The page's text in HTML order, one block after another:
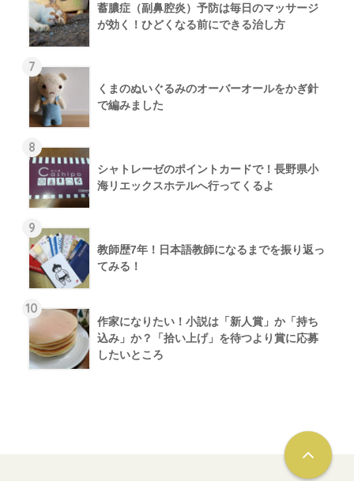
蓄膿症（副鼻腔炎）予防は毎日のマッサージ
が効く！ひどくなる前にできる治し方
7
くまのぬいぐるみのオーバーオールをかぎ針
で編みました
8
シャトレーゼのポイントカードで！長野県小
海リエックスホテルへ行ってくるよ
9
教師歴7年！日本語教師になるまでを振り返っ
てみる！
10
作家になりたい！小説は「新人賞」か「持ち
込み」か？「拾い上げ」を待つより賞に応募
したいところ